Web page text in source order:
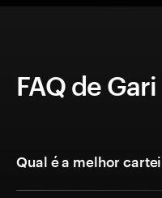
FAQ de
Qual é a melhor